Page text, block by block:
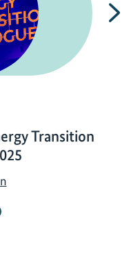
Transition
D